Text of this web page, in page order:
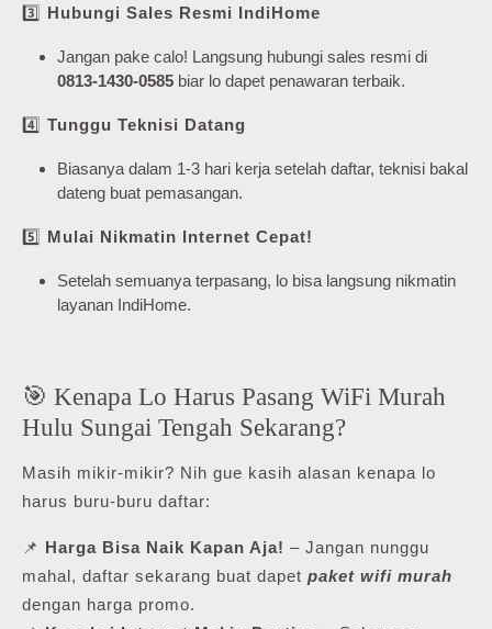
3️⃣ Hubungi Sales Resmi IndiHome
Jangan pake calo! Langsung hubungi sales resmi di
0813-1430-0585 biar lo dapet penawaran terbaik.
4️⃣ Tunggu Teknisi Datang
Biasanya dalam 1-3 hari kerja setelah daftar, teknisi bakal
dateng buat pemasangan.
5️⃣ Mulai Nikmatin Internet Cepat!
Setelah semuanya terpasang, lo bisa langsung nikmatin
layanan IndiHome.
🎯 Kenapa Lo Harus Pasang WiFi Murah
Hulu Sungai Tengah Sekarang?
Masih mikir-mikir? Nih gue kasih alasan kenapa lo
harus buru-buru daftar:
📌 Harga Bisa Naik Kapan Aja! – Jangan nunggu
mahal, daftar sekarang buat dapet paket wifi murah
dengan harga promo.